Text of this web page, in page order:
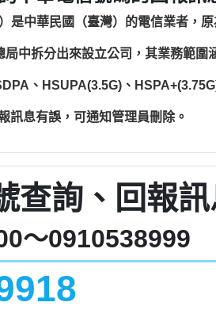
中華民國（臺灣）的電信業者，
中拆分出來設立公司，其業務範圍
、HSUPA(3.5G)、
訊息有誤，可通知管理員刪除。
查詢、回報
～0910538999